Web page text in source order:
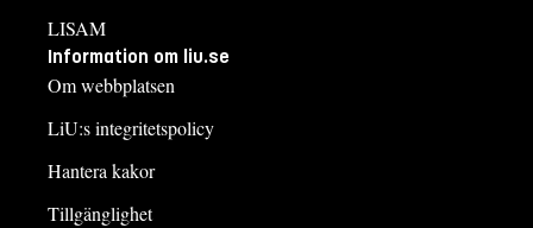
LISAM
Information om liu.se
Om webbplatsen
LiU:s integritetspolicy
Hantera kakor
Tillgänglighet